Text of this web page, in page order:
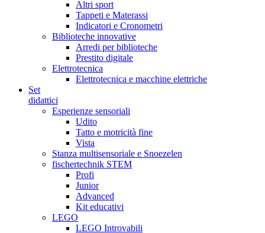
Altri sport
Tappeti e Materassi
Indicatori e Cronometri
Biblioteche innovative
Arredi per biblioteche
Prestito digitale
Elettrotecnica
Elettrotecnica e macchine elettriche
Set
didattici
Esperienze sensoriali
Udito
Tatto e motricità fine
Vista
Stanza multisensoriale e Snoezelen
fischertechnik STEM
Profi
Junior
Advanced
Kit educativi
LEGO
LEGO Introvabili